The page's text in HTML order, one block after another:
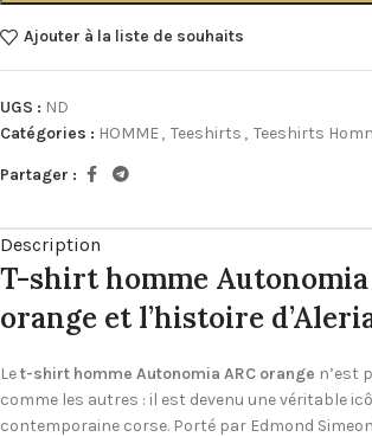
Ajouter à la liste de souhaits
UGS : ND
Catégories : HOMME, Teeshirts , Teeshirts
Partager :
Description
T-shirt homme Autonomia
orange et l’histoire
Let-shirt homme Autonomia ARC orange n’est
comme les autres : il est devenu une véritable
contemporaine corse. Porté par Edmond